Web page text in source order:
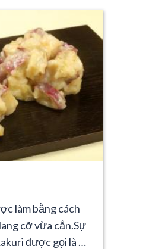
làm bằng cách
cỡ vừa cắn.Sự
được gọi là …